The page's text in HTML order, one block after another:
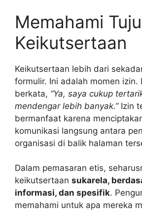
Memahami
Keikutsertaan
Keikutsertaan lebih dari
formulir. Ini adalah momen izin.
berkata, “Ya, saya cukup
mendengar lebih banyak.”Izin
bermanfaat karena
komunikasi langsung antara
organisasi di balik halaman
Dalam pemasaran etis,
keikutsertaan sukarela,
informasi, dan spesifik.
memahami untuk apa mereka